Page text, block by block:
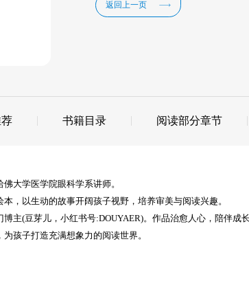
返回上一页
书籍目录 阅读部分章节
大学医学院眼科学系讲师。
，以生动的故事开阔孩子视野，培养审美与阅读兴趣。
主(豆芽儿，小红书号:DOUYAER)。作品治愈人心，陪伴成
孩子打造充满想象力的阅读世界。